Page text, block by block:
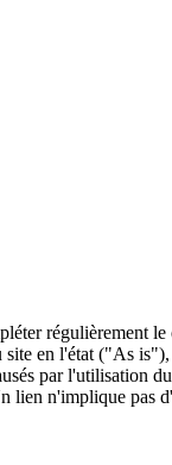
régulièrement
en l'état ("As
par l'utilisation
lien n'implique pas